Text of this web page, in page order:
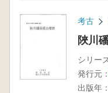
考古
陜川
シリー
発行元：
出版年：